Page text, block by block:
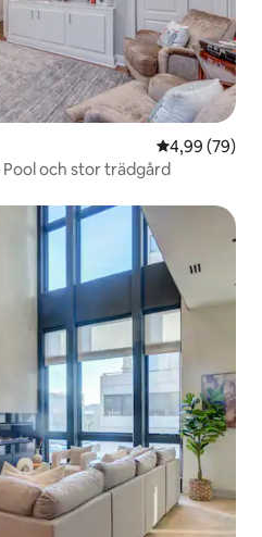
4,99 av 5 i
4,99 (79)
och stor trädgård